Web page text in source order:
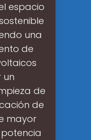
espacio
una
de
un
de
de
mayor